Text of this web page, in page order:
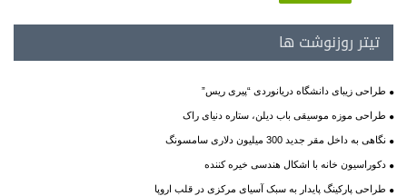
تیتر روزنوشت ها
طراحی زیبای دانشگاه دریانوردی “پیری ریس”
طراحی موزه موسیقی باب دیلن، ستاره دنیای راک
نگاهی به داخل مقر جدید 300 میلیون دلاری سامسونگ
دکوراسیون خانه با اشکال هندسی خیره کننده
طراحی پارکینگ پایدار به سبک آسیای مرکزی در قلب اروپا